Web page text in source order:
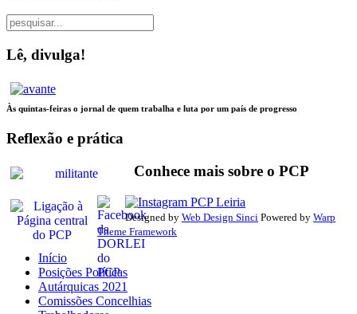
Lê, divulga!
Às quintas-feiras o jornal de quem trabalha e luta por um país de progresso
Reflexão e prática
Conhece mais sobre o PCP
Designed by Web Design Sinci Powered by Warp
Theme Framework
Início
Posições Políticas
Autárquicas 2021
Comissões Concelhias